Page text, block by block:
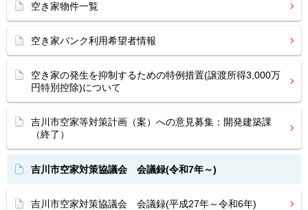
空き家物件一覧
空き家バンク利用希望者情報
空き家の発生を抑制するための特例措置(譲渡所得3,000万
円特別控除)について
吉川市空家等対策計画（案）への意見募集：開発建築課
（終了）
吉川市空家対策協議会 会議録(令和7年～)
吉川市空家対策協議会 会議録(平成27年～令和6年)